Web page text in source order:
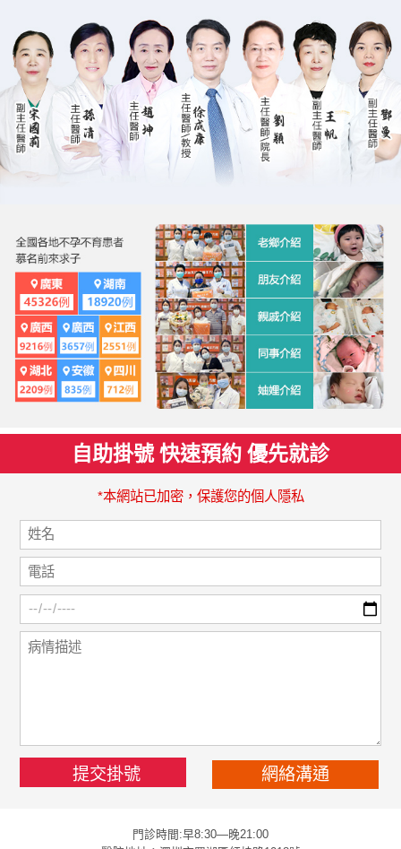
自助掛號 快速預約 優先就診
*本網站已加密，保護您的個人隱私
網絡溝通
門診時間:早8:30—晚21:00